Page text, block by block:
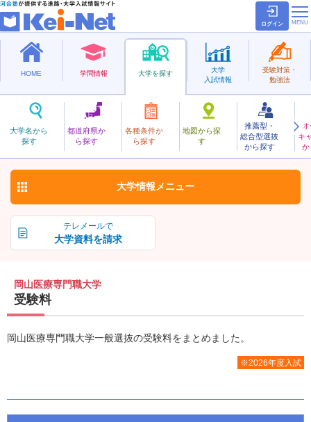
ログイン
HOME 学問情報 大学を探す
大学名から
探す
都道府県か
ら探す
各種条件か
ら探す
地図から探
す
推薦型・
総合型選抜
から探す
キ
か
大学
入試情報
受験対策・
勉強法
私立
おかやまいりょうせんもんしょく
岡山医療専門職大学 お気に入り
テレメールで
大学資料を請求
大学情報 メニュー
岡山医療専門職大学
受験料
岡山医療専門職大学一般選抜の受験料をまとめました。
※2026年度入試